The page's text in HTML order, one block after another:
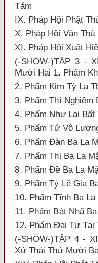
Tám
IX. Pháp Hội Phật
X. Pháp Hội Văn
XI. Pháp Hội Xuất
(-SHOW-)TẬP 3 -
Mười Hai 1. Phẩm
2. Phẩm Kim Tỳ La
3. Phẩm Thí Nghiệm
4. Phẩm Như Lai
5. Phẩm Tứ Vô
6. Phẩm Đàn Ba La
7. Phẩm Thi Ba La
8. Phẩm Đề Ba La
9. Phẩm Tỳ Lê Gia
10. Phẩm Tĩnh Ba La
11. Phẩm Bát Nhã
12. Phẩm Đại Tự Tại
(-SHOW-)TẬP 4 -
Xử Thái Thứ Mười